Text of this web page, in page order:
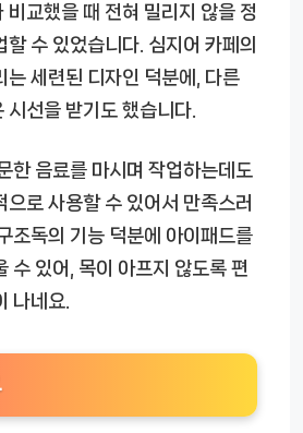
비교했을 때 전혀 밀리지 않을 정
할 수 있었습니다. 심지어 카페의
는 세련된 디자인 덕분에, 다른
시선을 받기도 했습니다.
한 음료를 마시며 작업하는데도
으로 사용할 수 있어서 만족스러
조독의 기능 덕분에 아이패드를
수 있어, 목이 아프지 않도록 편
나네요.